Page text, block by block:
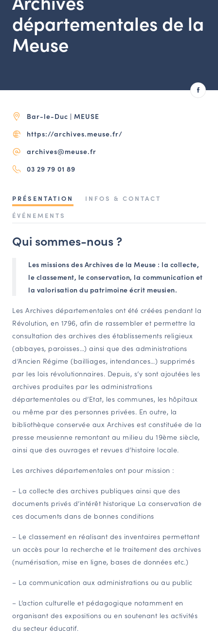
LES ACTIONS PHARES
CONTACT
Agenda
Ressources
OFFRES D’EMPLOI ET DE STAGE
BOURSE D’ÉCHANGE
CARTES DES NAUDIN
Espace acteurs
PORTAIL CULTURE
VOUS ÊTES…
Amateurs d’histoire et de patrimoine
Responsables de structures
Étudiants & chercheurs
départementales de la
Meuse
Bar-le-Duc | MEUSE
https://archives.meuse.fr/
archives@meuse.fr
03 29 79 01 89
PRÉSENTATION
INFOS & CONTACT
ÉVÉNEMENTS
Qui sommes-nous ?
Les missions des Archives de la Meuse : la collecte,
le classement, le conservation, la communication et
la valorisation du patrimoine écrit meusien.
Les Archives départementales ont été créées pendant la
Révolution, en 1796, afin de rassembler et permettre la
consultation des archives des établissements religieux
(abbayes, paroisses…) ainsi que des administrations
d’Ancien Régime (bailliages, intendances…) supprimés
par les lois révolutionnaires. Depuis, s’y sont ajoutées les
archives produites par les administrations
départementales ou d’Etat, les communes, les hôpitaux
ou même par des personnes privées. En outre, la
bibliothèque conservée aux Archives est constituée de la
presse meusienne remontant au milieu du 19ème siècle,
ainsi que des ouvrages et revues d’histoire locale.
Les archives départementales ont pour mission :
– La collecte des archives publiques ainsi que des
documents privés d’intérêt historique La conservation de
ces documents dans de bonnes conditions
– Le classement en réalisant des inventaires permettant
un accès pour la recherche et le traitement des archives
(numérisation, mise en ligne, bases de données etc.)
– La communication aux administrations ou au public
– L’action culturelle et pédagogique notamment en
organisant des expositions ou en soutenant les activités
du secteur éducatif.